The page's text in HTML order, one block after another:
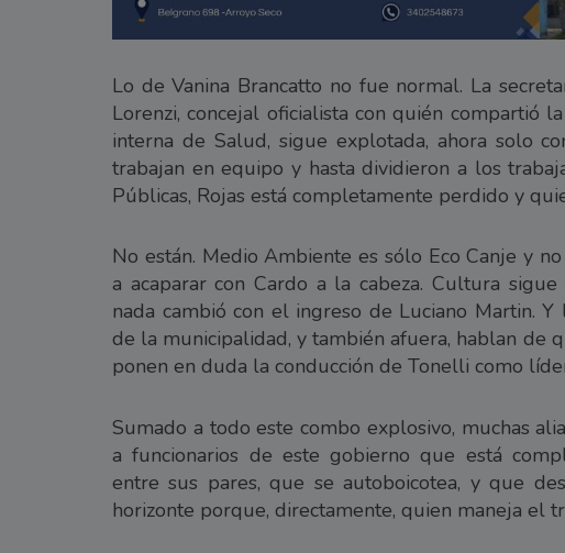
Lo de Vanina Brancatto no fue normal. La
Lorenzi, concejal oficialista con quién compartió
interna de Salud, sigue explotada, ahora solo
trabajan en equipo y hasta dividieron a los
Públicas, Rojas está completamente perdido y
No están. Medio Ambiente es sólo Eco Canje y
a acaparar con Cardo a la cabeza. Cultura
nada cambió con el ingreso de Luciano Martin.
de la municipalidad, y también afuera, hablan de
ponen en duda la conducción de Tonelli como
Sumado a todo este combo explosivo, muchas
a funcionarios de este gobierno que está
entre sus pares, que se autoboicotea, y que
horizonte porque, directamente, quien maneja el